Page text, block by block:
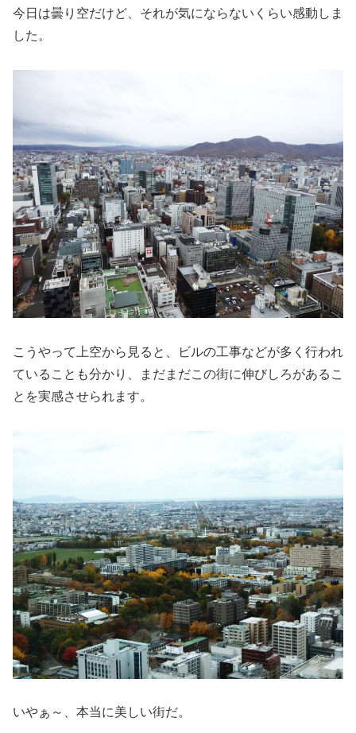
今日は曇り空だけど、それが気にならないくらい感動しま
した。
こうやって上空から見ると、ビルの工事などが多く行われ
ていることも分かり、まだまだこの街に伸びしろがあるこ
とを実感させられます。
いやぁ～、本当に美しい街だ。